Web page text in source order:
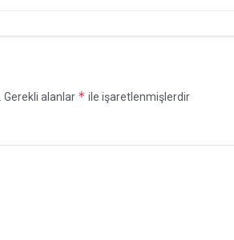
Gerekli alanlar * ile işaretlenmişlerdir